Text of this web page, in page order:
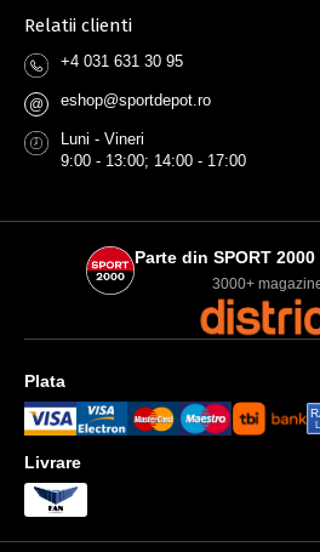
Relatii clienti
+4 031 631 30 95
@ eshop@sportdepot.ro
Luni - Vineri
9:00 - 13:00; 14:00 - 17:00
Parte din SPORT 2000
3000+
Plata
Livrare